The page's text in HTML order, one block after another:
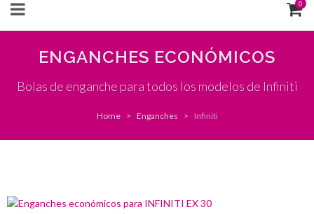
0
ENGANCHES ECONÓMICOS
Bolas de enganche para todos los modelos de Infiniti
Home Enganches Infiniti